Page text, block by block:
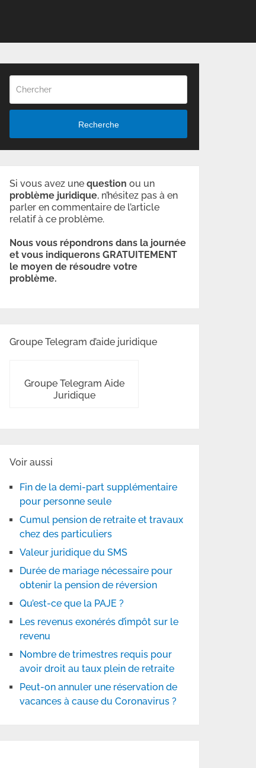
Recherche
Si vous avez unequestion ou un
problème juridique, n’hésitez pas à en
parler en commentaire de l’article
relatif à ce problème.
Nous vous répondrons dans la journée
et vous indiquerons GRATUITEMENT
le moyen de résoudre votre
problème.
Groupe Telegram d’aide juridique
Groupe Telegram Aide
Juridique
Voir aussi
Fin de la demi-part supplémentaire
pour personne seule
Cumul pension de retraite et travaux
chez des particuliers
Valeur juridique du SMS
Durée de mariage nécessaire pour
obtenir la pension de réversion
Qu’est-ce que la PAJE ?
Les revenus exonérés d’impôt sur le
revenu
Nombre de trimestres requis pour
avoir droit au taux plein de retraite
Peut-on annuler une réservation de
vacances à cause du Coronavirus ?